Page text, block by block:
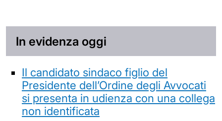
In evidenza oggi
Il candidato sindaco figlio del
Presidente dell’Ordine degli Avvocati
si presenta in udienza con una collega
non identificata